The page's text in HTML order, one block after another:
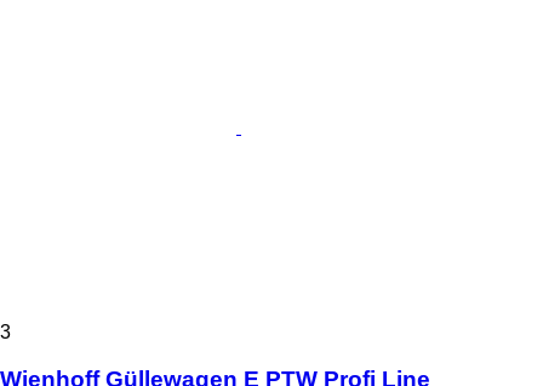
3
Wienhoff Güllewagen E PTW Profi Line